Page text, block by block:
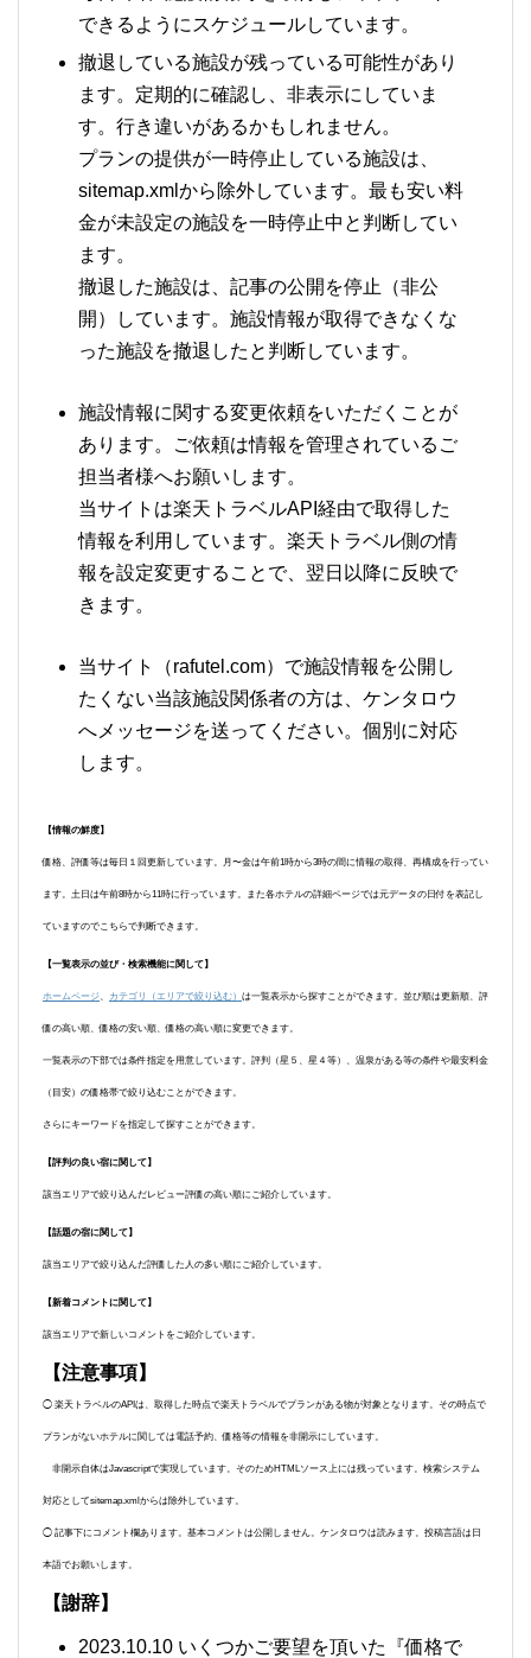
できるようにスケジュールしています。
撤退している施設が残っている可能性があり
ます。定期的に確認し、非表示にしていま
す。行き違いがあるかもしれません。
プランの提供が一時停止している施設は、
sitemap.xmlから除外しています。最も安い料
金が未設定の施設を一時停止中と判断してい
ます。
撤退した施設は、記事の公開を停止（非公
開）しています。施設情報が取得できなくな
った施設を撤退したと判断しています。
施設情報に関する変更依頼をいただくことが
あります。ご依頼は情報を管理されているご
担当者様へお願いします。
当サイトは楽天トラベルAPI経由で取得した
情報を利用しています。楽天トラベル側の情
報を設定変更することで、翌日以降に反映で
きます。
当サイト（rafutel.com）で施設情報を公開し
たくない当該施設関係者の方は、ケンタロウ
へメッセージを送ってください。個別に対応
します。
【情報の鮮度】
価格、評価等は毎日１回更新しています。月〜金は午前1時から3時の間に情報の取得、再構成を行ってい
ます。土日は午前8時から11時に行っています。また各ホテルの詳細ページでは元データの日付を表記し
ていますのでこちらで判断できます。
【一覧表示の並び・検索機能に関して】
ホームページ カテゴリ（エリアで絞り込む） は一覧表示から探すことができます。並び順は更新順、評
価の高い順、価格の安い順、価格の高い順に変更できます。
一覧表示の下部では条件指定を用意しています。評判（星５、星４等）、温泉がある等の条件や最安料金
（目安）の価格帯で絞り込むことができます。
さらにキーワードを指定して探すことができます。
【評判の良い宿に関して】
該当エリアで絞り込んだレビュー評価の高い順にご紹介しています。
【話題の宿に関して】
該当エリアで絞り込んだ評価した人の多い順にご紹介しています。
【新着コメントに関して】
該当エリアで新しいコメントをご紹介しています。
【注意事項】
◯ 楽天トラベルのAPIは、取得した時点で楽天トラベルでプランがある物が対象となります。その時点で
プランがないホテルに関しては電話予約、価格等の情報を非開示にしています。
非開示自体はJavascriptで実現しています。そのためHTMLソース上には残っています。検索システム
対応としてsitemap.xmlからは除外しています。
◯ 記事下にコメント欄あります。基本コメントは公開しません。ケンタロウは読みます。投稿言語は日
本語でお願いします。
【謝辞】
2023.10.10 いくつかご要望を頂いた『価格で